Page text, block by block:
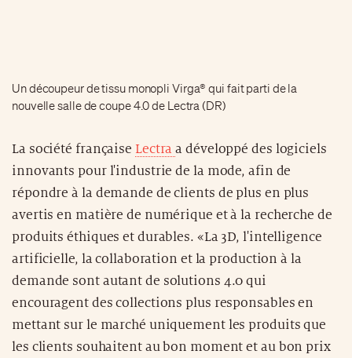
avertis en matière de numérique et à la recherche de
artificielle, la collaboration et la production à la
demande sont autant de solutions 4.0 qui
encouragent des collections plus responsables en
mettant sur le marché uniquement les produits que
les clients souhaitent au bon moment et au bon prix
pour éviter la surproduction et la surconsommation»,
explique Katia Cahen, directrice Market Intelligence
de Lectra. En donnant aux marques de mode les
outils nécessaires pour devenir plus agiles et
réactives face aux besoins des clients, tout en